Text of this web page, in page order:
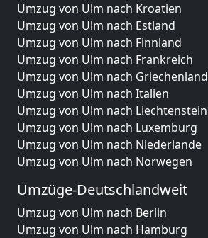
Umzug von Ulm nach Kroatien
Umzug von Ulm nach Estland
Umzug von Ulm nach Finnland
Umzug von Ulm nach Frankreich
Umzug von Ulm nach Griechenland
Umzug von Ulm nach Italien
Umzug von Ulm nach Liechtenstein
Umzug von Ulm nach Luxemburg
Umzug von Ulm nach Niederlande
Umzug von Ulm nach Norwegen
Umzüge-Deutschlandweit
Umzug von Ulm nach Berlin
Umzug von Ulm nach Hamburg